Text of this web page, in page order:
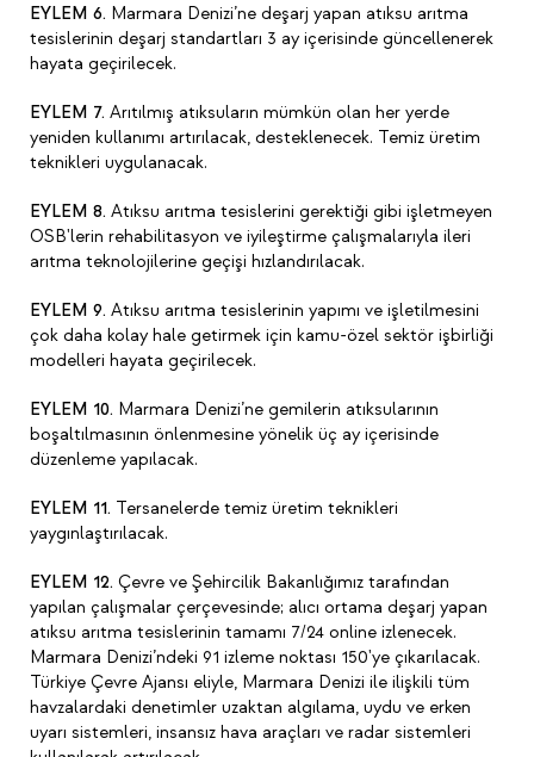
EYLEM 6. Marmara Denizi’ne deşarj yapan atıksu arıtma
tesislerinin deşarj standartları 3 ay içerisinde güncellenerek
hayata geçirilecek.
EYLEM 7. Arıtılmış atıksuların mümkün olan her yerde
yeniden kullanımı artırılacak, desteklenecek. Temiz üretim
teknikleri uygulanacak.
EYLEM 8. Atıksu arıtma tesislerini gerektiği gibi işletmeyen
OSB'lerin rehabilitasyon ve iyileştirme çalışmalarıyla ileri
arıtma teknolojilerine geçişi hızlandırılacak.
EYLEM 9. Atıksu arıtma tesislerinin yapımı ve işletilmesini
çok daha kolay hale getirmek için kamu-özel sektör işbirliği
modelleri hayata geçirilecek.
EYLEM 10. Marmara Denizi’ne gemilerin atıksularının
boşaltılmasının önlenmesine yönelik üç ay içerisinde
düzenleme yapılacak.
EYLEM 11. Tersanelerde temiz üretim teknikleri
yaygınlaştırılacak.
EYLEM 12. Çevre ve Şehircilik Bakanlığımız tarafından
yapılan çalışmalar çerçevesinde; alıcı ortama deşarj yapan
atıksu arıtma tesislerinin tamamı 7/24 online izlenecek.
Marmara Denizi’ndeki 91 izleme noktası 150'ye çıkarılacak.
Türkiye Çevre Ajansı eliyle, Marmara Denizi ile ilişkili tüm
havzalardaki denetimler uzaktan algılama, uydu ve erken
uyarı sistemleri, insansız hava araçları ve radar sistemleri